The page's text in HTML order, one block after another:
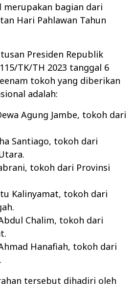
merupakan bagian dari
Hari Pahlawan Tahun
Presiden Republik
TK/TH 2023 tanggal 6
tokoh yang diberikan
adalah:
Agung Jambe, tokoh dari
Santiago, tokoh dari
tokoh dari Provinsi
Kalinyamat, tokoh dari
Chalim, tokoh dari
Hanafiah, tokoh dari
tersebut dihadiri oleh